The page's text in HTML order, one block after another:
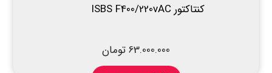
کنتاکتور ISBS F400/220vAC
63.000.000تومان